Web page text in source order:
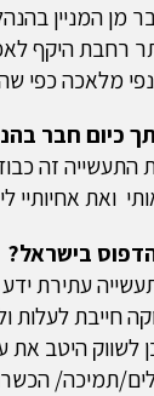
מן המניין
רחבת היקף
מלאכה כפי
כיום חבר
זה
ואת
בישראל?
עתירת
חייבת לעלות
לשווק היטב
תמיכה/